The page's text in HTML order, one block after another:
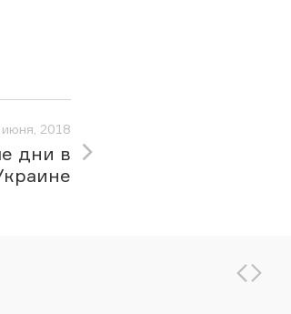
2018
дни в